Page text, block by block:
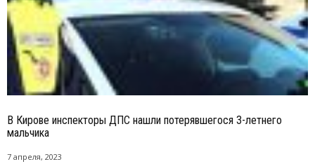
В Кирове инспекторы ДПС нашли потерявшегося 3-летнего
мальчика
7 апреля, 2023